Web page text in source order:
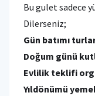
Bu gulet sadece
Dilerseniz;
Gün batımı
Doğum günü
Evlilik teklifi
Yıldönümü